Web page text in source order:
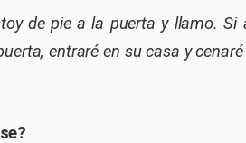
de pie a la puerta y llamo. Si
entraré en su casa y